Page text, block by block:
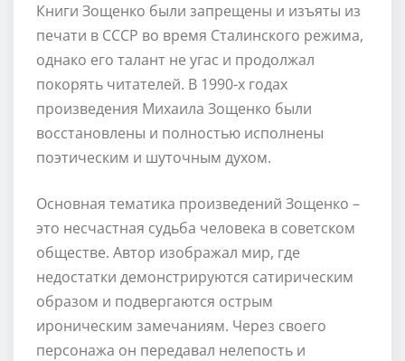
Книги Зощенко были запрещены и изъяты из
печати в СССР во время Сталинского режима,
однако его талант не угас и продолжал
покорять читателей. В 1990-х годах
произведения Михаила Зощенко были
восстановлены и полностью исполнены
поэтическим и шуточным духом.
Основная тематика произведений Зощенко –
это несчастная судьба человека в советском
обществе. Автор изображал мир, где
недостатки демонстрируются сатирическим
образом и подвергаются острым
ироническим замечаниям. Через своего
персонажа он передавал нелепость и